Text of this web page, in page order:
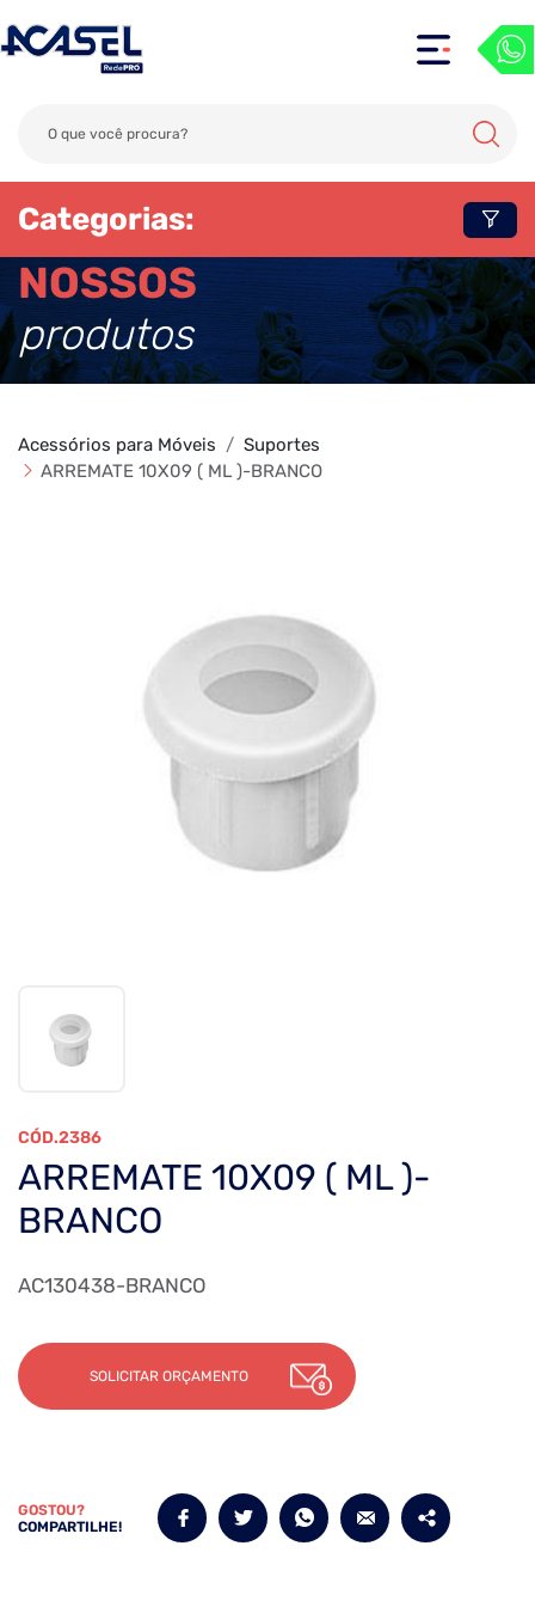
Categorias:
NOSSOS
produtos
Acessórios para Móveis
Suportes
ARREMATE 10X09 ( ML )-BRANCO
2386
ARREMATE 10X09 ( ML )-
BRANCO
AC130438-BRANCO
SOLICITAR ORÇAMENTO
GOSTOU?
COMPARTILHE!